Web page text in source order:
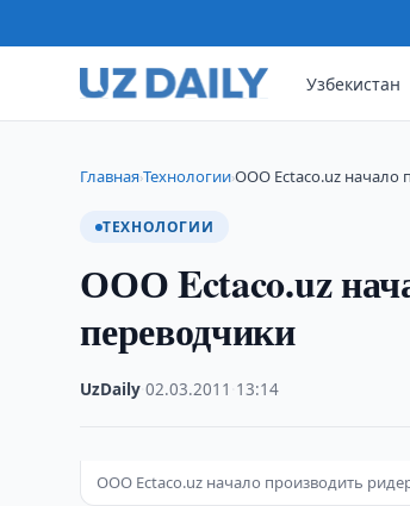
Узбекистан
Главная›Технологии›ООО Ectaco.uz начало
ТЕХНОЛОГИИ
ООО Ectaco.uz
переводчики
UzDaily ·02.03.2011 13:14
ООО Ectaco.uz начало производить